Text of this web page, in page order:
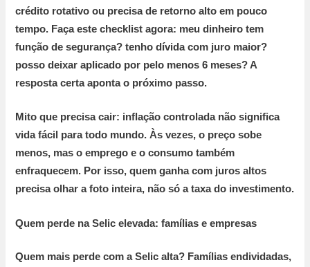
crédito rotativo ou precisa de retorno alto em pouco
tempo. Faça este checklist agora: meu dinheiro tem
função de segurança? tenho dívida com juro maior?
posso deixar aplicado por pelo menos6 meses? A
resposta certa aponta o próximo passo.
Mito que precisa cair: inflação controlada não significa
vida fácil para todo mundo. Às vezes, o preço sobe
menos, mas o emprego e o consumo também
enfraquecem. Por isso, quem ganha com juros altos
precisa olhar a foto inteira, não só a taxa do investimento.
Quem perde na Selic elevada: famílias e empresas
Quem mais perde com a Selic alta? Famílias endividadas,